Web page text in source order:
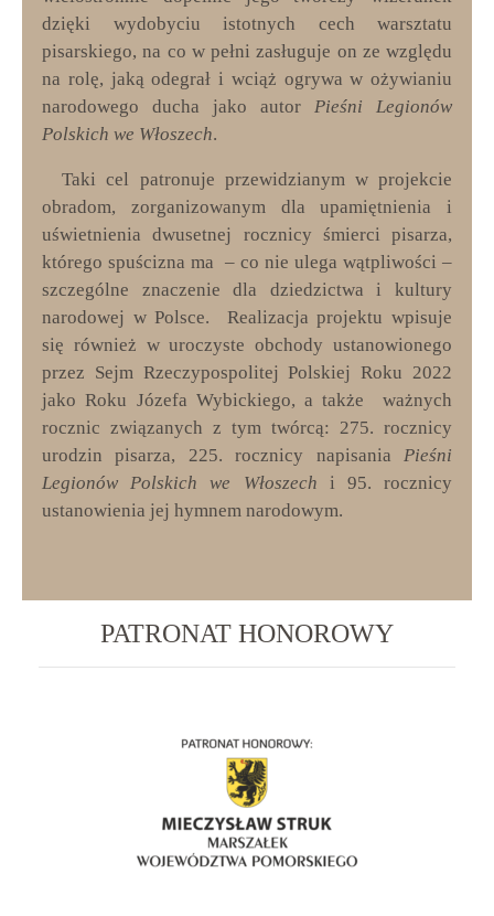
dzięki wydobyciu istotnych cech warsztatu
pisarskiego, na co w pełni zasługuje on ze względu
na rolę, jaką odegrał i wciąż ogrywa w ożywianiu
narodowego ducha jako autor Pieśni Legionów
Polskich we Włoszech.
Taki cel patronuje przewidzianym w projekcie
obradom, zorganizowanym dla upamiętnienia i
uświetnienia dwusetnej rocznicy śmierci pisarza,
którego spuścizna ma – co nie ulega wątpliwości –
szczególne znaczenie dla dziedzictwa i kultury
narodowej w Polsce. Realizacja projektu wpisuje
się również w uroczyste obchody ustanowionego
przez Sejm Rzeczypospolitej Polskiej Roku 2022
jako Roku Józefa Wybickiego, a także ważnych
rocznic związanych z tym twórcą: 275. rocznicy
urodzin pisarza, 225. rocznicy napisania Pieśni
Legionów Polskich we Włoszech i 95. rocznicy
ustanowienia jej hymnem narodowym.
PATRONAT HONOROWY